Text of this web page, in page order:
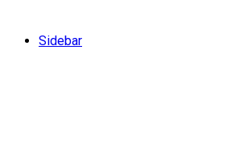
Sidebar